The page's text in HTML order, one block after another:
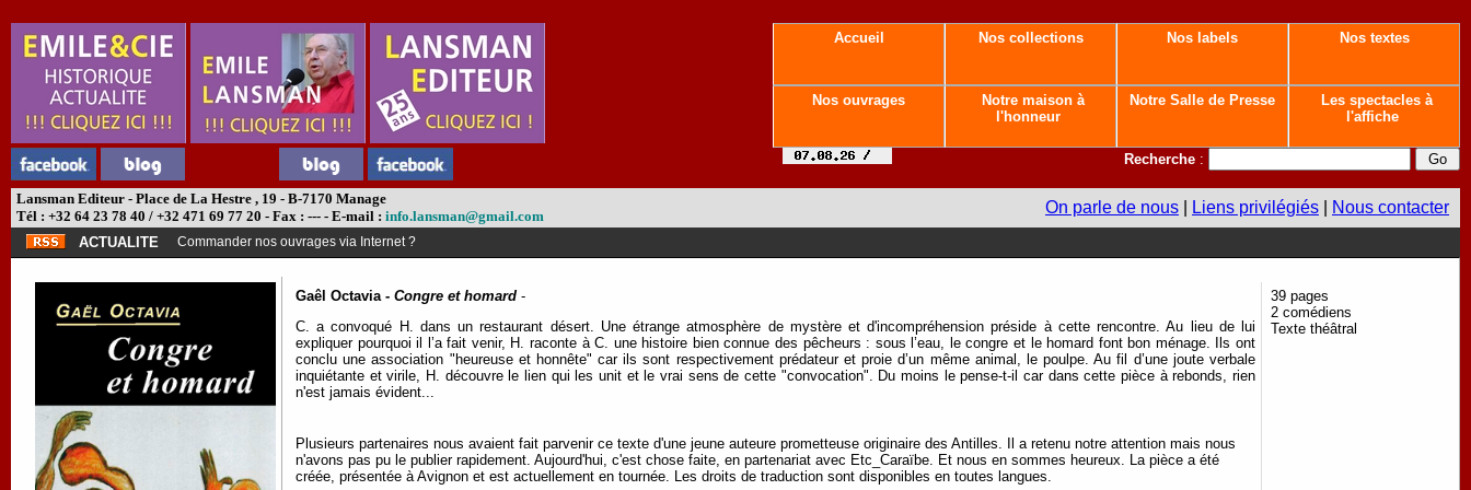
Accueil Nos collections Nos labels Nos textes
Nos ouvrages
Notre maison à
l'honneur
Notre Salle de Presse
Les spectacles à
l'affiche
Recherche :
Lansman Editeur - Place de La Hestre , 19 - B-7170 Manage
Tél : +32 64 23 78 40 / +32 471 69 77 20 - Fax : --- - E-mail : info.lansman@gmail.com On parle de nous Liens privilégiés Nous contacter
ACTUALITE Commander nos ouvrages via Internet ?
Gaêl Octavia - Congre et homard -
C. a convoqué H. dans un restaurant désert. Une étrange atmosphère de mystère et d'incompréhension préside à cette rencontre. Au lieu de lui
expliquer pourquoi il l’a fait venir, H. raconte à C. une histoire bien connue des pêcheurs : sous l’eau, le congre et le homard font bon ménage. Ils ont
conclu une association "heureuse et honnête" car ils sont respectivement prédateur et proie d’un même animal, le poulpe. Au fil d’une joute verbale
inquiétante et virile, H. découvre le lien qui les unit et le vrai sens de cette "convocation". Du moins le pense-t-il car dans cette pièce à rebonds, rien
n'est jamais évident...
Plusieurs partenaires nous avaient fait parvenir ce texte d'une jeune auteure prometteuse originaire des Antilles. Il a retenu notre attention mais nous
n'avons pas pu le publier rapidement. Aujourd'hui, c'est chose faite, en partenariat avec Etc_Caraïbe. Et nous en sommes heureux. La pièce a été
créée, présentée à Avignon et est actuellement en tournée. Les droits de traduction sont disponibles en toutes langues.
39 pages
2 comédiens
Texte théâtral